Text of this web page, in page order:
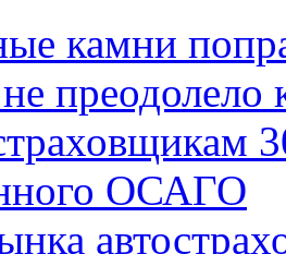
камни
преодолело
ОСАГО